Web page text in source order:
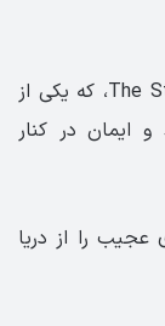
در رمان The Stranger in the Lifeboat، که یکی از
ایمان در کنار
را از دریا